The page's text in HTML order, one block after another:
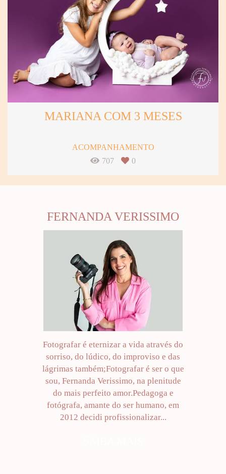
MARIANA COM 3 MESES
ACOMPANHAMENTO
707
0
FERNANDA VERISSIMO
Fotografar é eternizar a vida através do
sorriso, do lúdico, do improviso e das
lágrimas também;Fotografar é ser o que
sou, Fernanda Verissimo, na plenitude
do mais perfeito amor.Pedagoga e
fotógrafa, amante do ser humano, em
2012 decidi profissionalizar...